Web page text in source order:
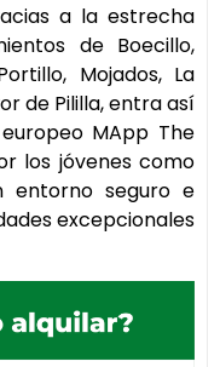
a la estrecha
de Boecillo,
Mojados, La
de Pililla, entra así
MApp The
los jóvenes como
entorno seguro e
excepcionales